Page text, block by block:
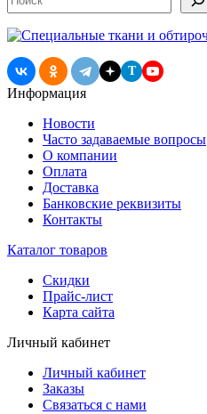
T
Информация
Новости
Часто задаваемые вопросы
О компании
Оплата
Доставка
Банковские реквизиты
Контакты
Каталог товаров
Скидки
Прайс-лист
Карта сайта
Личный кабинет
Личный кабинет
Заказы
Связаться с нами